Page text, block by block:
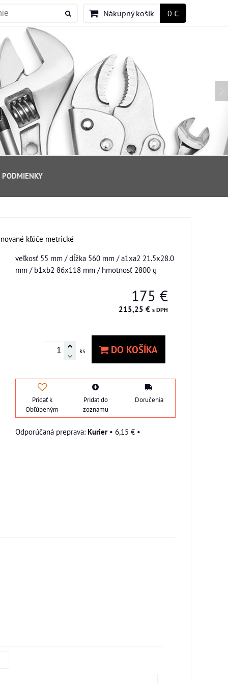
Nákupný košík 0 €
PODMIENKY
kľúče metrické
veľkosť 55 mm / dĺžka 560 mm / a1xa2 21.5x28.0
mm / b1xb2 86x118 mm / hmotnosť 2800 g
175 €
215,25 € s DPH
ks DO KOŠÍKA
Pridať k
Obľúbeným
Pridať do
zoznamu
Doručenia
Kurier• 6,15 € •